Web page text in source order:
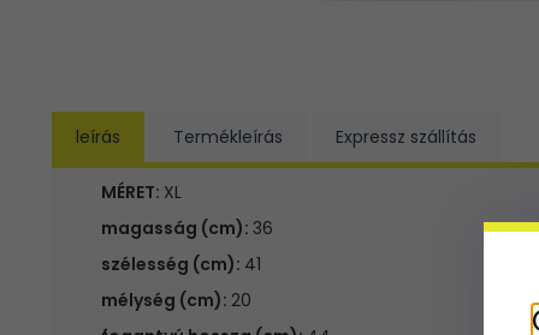
leírás Termékleírás Expressz szállítás
MÉRET: XL
magasság (cm): 36
szélesség (cm): 41
mélység (cm): 20